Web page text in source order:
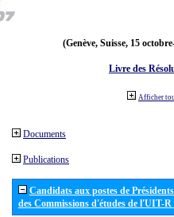
(Genève, Suisse, 15
Livre des
Afficher
Documents
Publications
Candidats aux postes de
des Commissions d'études de l'UIT-